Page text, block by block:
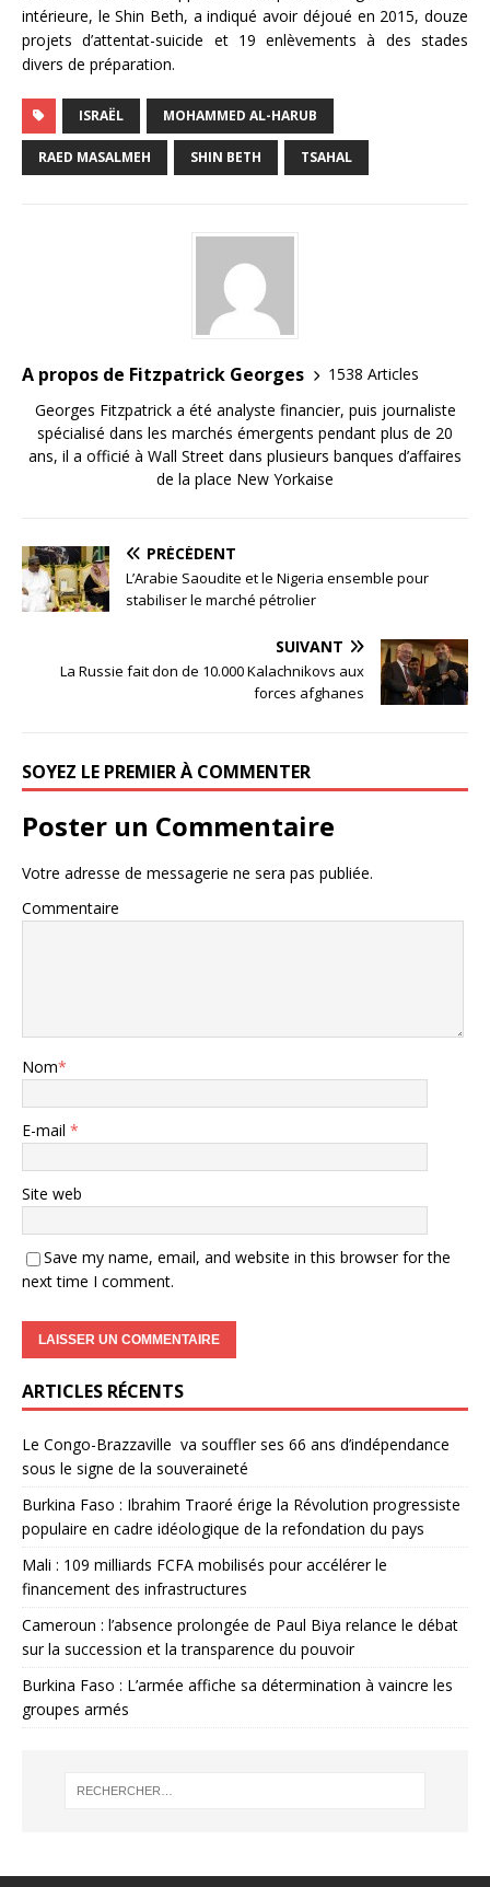
intérieure, le Shin Beth, a indiqué avoir déjoué en 2015, douze
projets d’attentat-suicide et 19 enlèvements à des stades
divers de préparation.
ISRAËL MOHAMMED AL-HARUB
RAED MASALMEH SHIN BETH TSAHAL
A propos de Fitzpatrick Georges
1538 Articles
Georges Fitzpatrick a été analyste financier, puis journaliste
spécialisé dans les marchés émergents pendant plus de 20
ans, il a officié à Wall Street dans plusieurs banques d’affaires
de la place New Yorkaise
PRÉCÉDENT
L’Arabie Saoudite et le Nigeria ensemble pour
stabiliser le marché pétrolier
SUIVANT
La Russie fait don de 10.000 Kalachnikovs aux
forces afghanes
SOYEZ LE PREMIER À COMMENTER
Poster un Commentaire
Votre adresse de messagerie ne sera pas publiée.
Commentaire
Nom*
E-mail *
Site web
Save my name, email, and website in this browser for the
next time I comment.
ARTICLES RÉCENTS
Le Congo-Brazzaville va souffler ses 66 ans d’indépendance
sous le signe de la souveraineté
Burkina Faso : Ibrahim Traoré érige la Révolution progressiste
populaire en cadre idéologique de la refondation du pays
Mali : 109 milliards FCFA mobilisés pour accélérer le
financement des infrastructures
Cameroun : l’absence prolongée de Paul Biya relance le débat
sur la succession et la transparence du pouvoir
Burkina Faso : L’armée affiche sa détermination à vaincre les
groupes armés